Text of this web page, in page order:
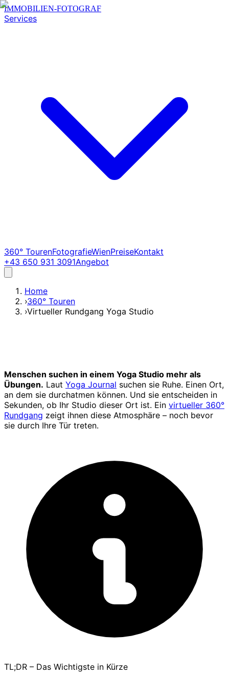
IMMOBILIEN-FOTOGRAF
Services
360° TourenFotografieWienPreiseKontakt
+43 650 931 3091Angebot
Home
›360° Touren
›Virtueller Rundgang Yoga Studio
Menschen suchen in einem Yoga Studio mehr als
Übungen. Laut Yoga Journal suchen sie Ruhe. Einen Ort,
an dem sie durchatmen können. Und sie entscheiden in
Sekunden, ob Ihr Studio dieser Ort ist. Ein virtueller 360°
Rundgang zeigt ihnen diese Atmosphäre – noch bevor
sie durch Ihre Tür treten.
TL;DR – Das Wichtigste in Kürze